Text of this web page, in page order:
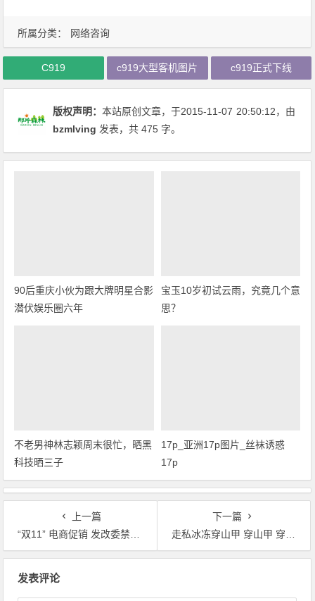
所属分类： 网络咨询
C919 c919大型客机图片 c919正式下线
版权声明：本站原创文章，于2015-11-07 20:50:12，由
bzmlving 发表，共 475 字。
90后重庆小伙为跟大牌明星合影
潜伏娱乐圈六年
宝玉10岁初试云雨，究竟几个意
思？
不老男神林志颖周末很忙，晒黑
科技晒三子
17p_亚洲17p图片_丝袜诱惑
17p
上一篇
“双11” 电商促销 发改委禁用今日特惠
下一篇
走私冰冻穿山甲 穿山甲 穿山甲片
发表评论